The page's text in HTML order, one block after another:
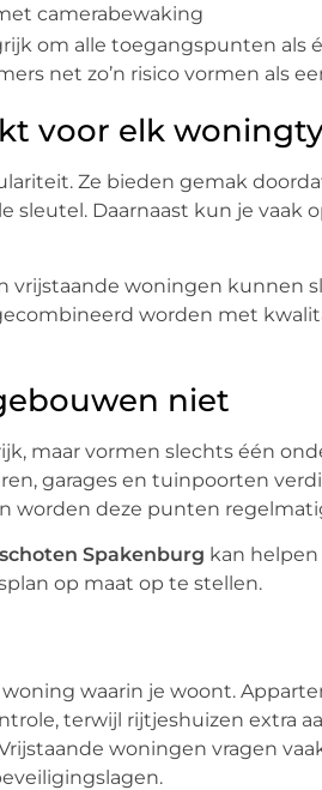
camerabewaking
om alle toegangspunten als
net zo’n risico vormen als
voor elk
Ze bieden gemak
sleutel. Daarnaast kun je vaak
vrijstaande woningen kunnen
worden met
niet
maar vormen slechts één
garages en tuinpoorten
worden deze punten
Spakenburg kan
op maat op te stellen.
waarin je woont.
terwijl rijtjeshuizen extra
woningen vragen